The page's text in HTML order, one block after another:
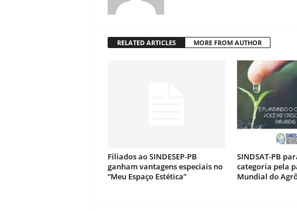
RELATED ARTICLES MORE FROM AUTHOR
Filiados ao SINDESEP-PB
ganham vantagens especiais no
“Meu Espaço Estética”
SINDSAT-PB
categoria pela
Mundial do